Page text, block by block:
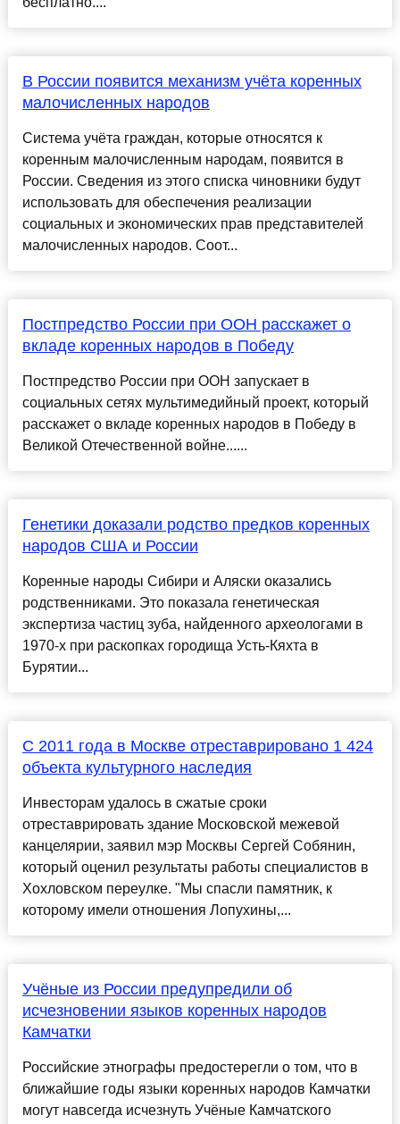
В России появится механизм учёта коренных
малочисленных народов
Система учёта граждан, которые относятся к
коренным малочисленным народам, появится в
России. Сведения из этого списка чиновники будут
использовать для обеспечения реализации
социальных и экономических прав представителей
малочисленных народов. Соот...
Постпредство России при ООН расскажет о
вкладе коренных народов в Победу
Постпредство России при ООН запускает в
социальных сетях мультимедийный проект, который
расскажет о вкладе коренных народов в Победу в
Великой Отечественной войне......
Генетики доказали родство предков коренных
народов США и России
Коренные народы Сибири и Аляски оказались
родственниками. Это показала генетическая
экспертиза частиц зуба, найденного археологами в
1970-х при раскопках городища Усть-Кяхта в
Бурятии...
С 2011 года в Москве отреставрировано 1 424
объекта культурного наследия
Инвесторам удалось в сжатые сроки
отреставрировать здание Московской межевой
канцелярии, заявил мэр Москвы Сергей Собянин,
который оценил результаты работы специалистов в
Хохловском переулке. "Мы спасли памятник, к
которому имели отношения Лопухины,...
Учёные из России предупредили об
исчезновении языков коренных народов
Камчатки
Российские этнографы предостерегли о том, что в
ближайшие годы языки коренных народов Камчатки
могут навсегда исчезнуть Учёные Камчатского